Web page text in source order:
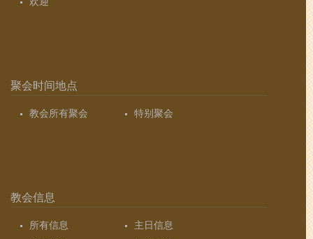
聚会时间地点
教会所有聚会 特别聚会
教会信息
所有信息
主日信息